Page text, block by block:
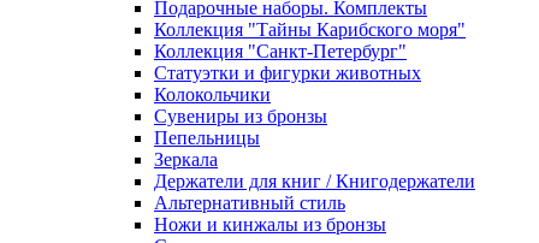
Подарочные наборы. Комплекты
Коллекция "Тайны Карибского моря"
Коллекция "Санкт-Петербург"
Статуэтки и фигурки животных
Колокольчики
Сувениры из бронзы
Пепельницы
Зеркала
Держатели для книг / Книгодержатели
Альтернативный стиль
Ножи и кинжалы из бронзы